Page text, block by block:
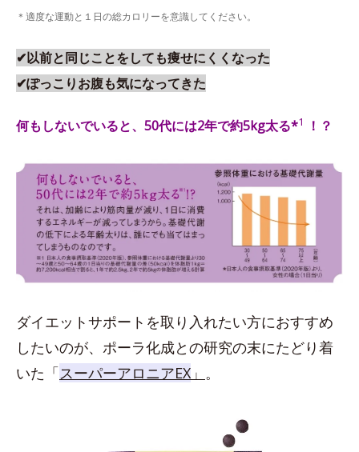
＊適度な運動と１日の総カロリーを意識してください。
✔以前と同じことをしても痩せにくくなった
✔ぽっこりお腹も気になってきた
何もしないでいると、 50代には2年で約5kg太る*1 ！？
ダイエットサポートを取り入れたい方におすすめ
したいのが、ポーラ化成との研究の末にたどり着
いた「スーパーアロニアEX 」 。